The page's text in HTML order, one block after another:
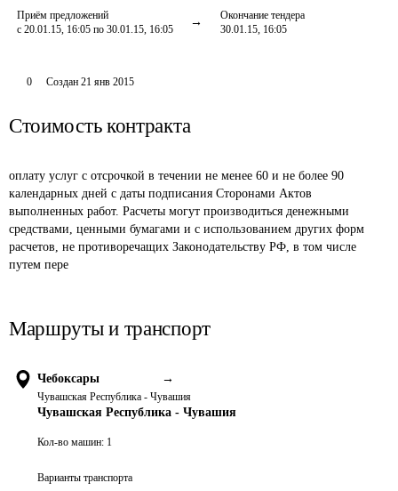
Приём предложений
с 20.01.15, 16:05 по 30.01.15, 16:05
Окончание тендера
30.01.15, 16:05
0 Создан 21 янв 2015
Стоимость контракта
оплату услуг с отсрочкой в течении не менее 60 и не более 90
календарных дней с даты подписания Сторонами Актов
выполненных работ. Расчеты могут производиться денежными
средствами, ценными бумагами и с использованием других форм
расчетов, не противоречащих Законодательству РФ, в том числе
путем пере
Маршруты и транспорт
Чебоксары →
Чувашская Республика - Чувашия
Чувашская Республика - Чувашия
Кол-во машин: 1
Варианты транспорта